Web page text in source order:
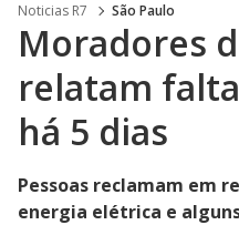
Noticias R7 São Paulo
Moradores
relatam
há 5 dias
Pessoas reclamam em
energia elétrica e